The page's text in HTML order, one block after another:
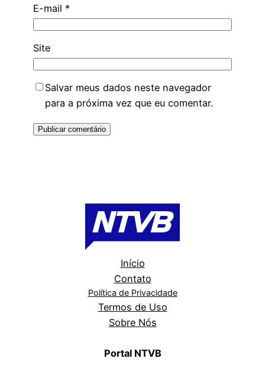
E-mail *
Site
Salvar meus dados neste navegador
para a próxima vez que eu comentar.
Início
Contato
Política de Privacidade
Termos de Uso
Sobre Nós
Portal NTVB